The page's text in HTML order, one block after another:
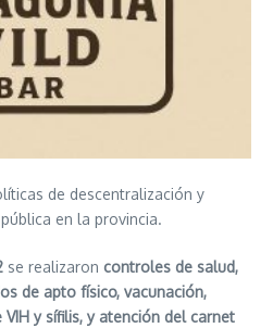
de descentralización y
en la provincia.
se realizaron controles de salud,
de apto físico, vacunación,
y sífilis, y atención del carnet